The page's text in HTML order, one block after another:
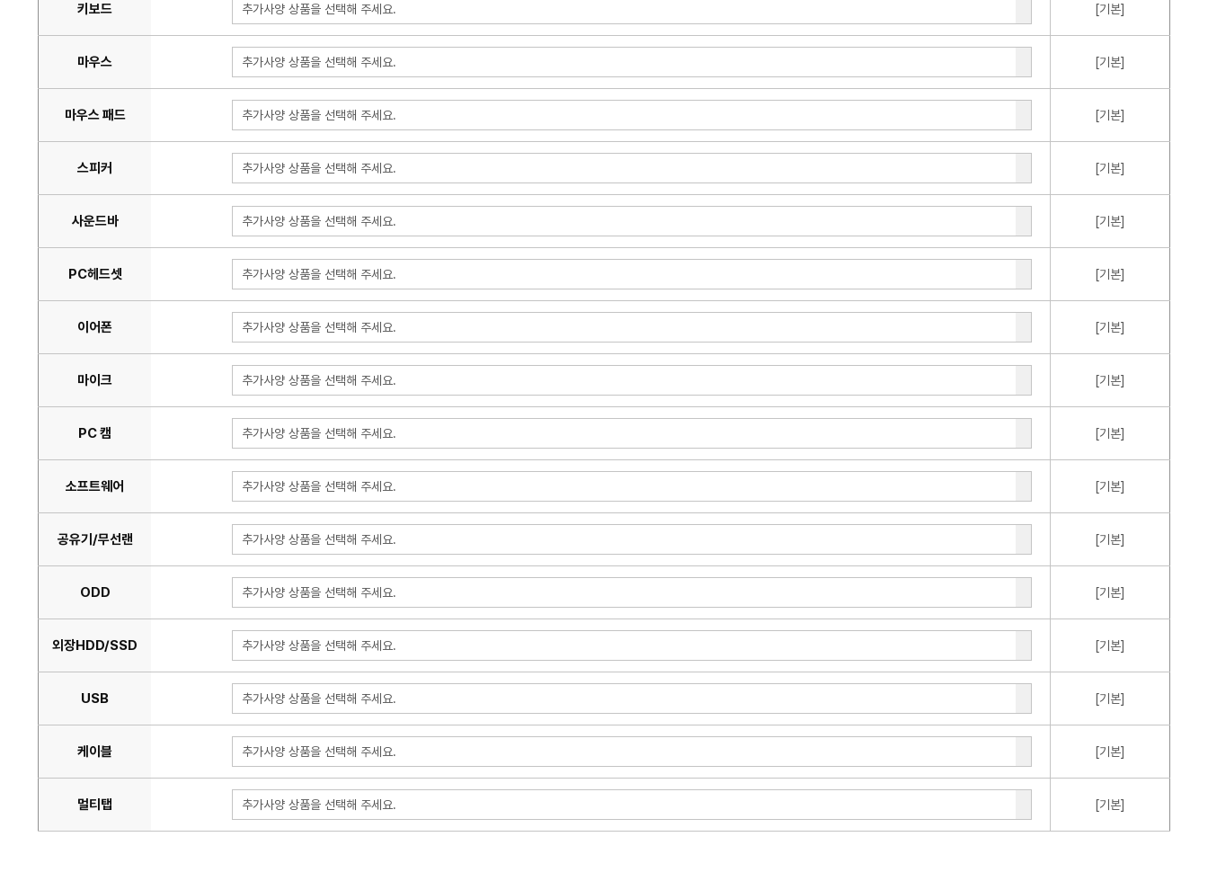
키보드 추가사양 상품을 선택해 주세요. [기본]
마우스 추가사양 상품을 선택해 주세요. [기본]
마우스 패드 추가사양 상품을 선택해 주세요. [기본]
스피커 추가사양 상품을 선택해 주세요. [기본]
사운드바 추가사양 상품을 선택해 주세요. [기본]
PC헤드셋 추가사양 상품을 선택해 주세요. [기본]
이어폰 추가사양 상품을 선택해 주세요. [기본]
마이크 추가사양 상품을 선택해 주세요. [기본]
PC 캠 추가사양 상품을 선택해 주세요. [기본]
소프트웨어 추가사양 상품을 선택해 주세요. [기본]
공유기/무선랜 추가사양 상품을 선택해 주세요. [기본]
ODD 추가사양 상품을 선택해 주세요. [기본]
외장HDD/SSD 추가사양 상품을 선택해 주세요. [기본]
USB 추가사양 상품을 선택해 주세요. [기본]
케이블 추가사양 상품을 선택해 주세요. [기본]
멀티탭 추가사양 상품을 선택해 주세요. [기본]